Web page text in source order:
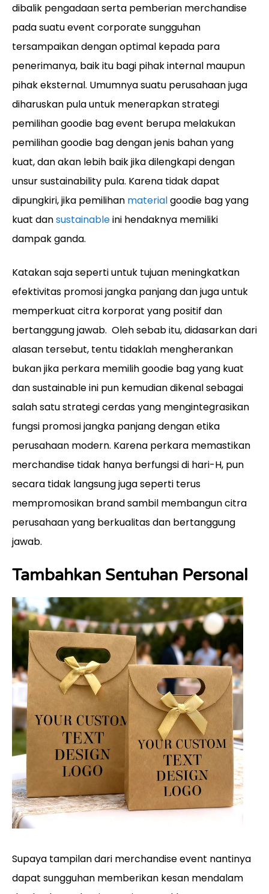
dibalik pengadaan serta pemberian merchandise
pada suatu event corporate sungguhan
tersampaikan dengan optimal kepada para
penerimanya, baik itu bagi pihak internal maupun
pihak eksternal. Umumnya suatu perusahaan juga
diharuskan pula untuk menerapkan strategi
pemilihan goodie bag event berupa melakukan
pemilihan goodie bag dengan jenis bahan yang
kuat, dan akan lebih baik jika dilengkapi dengan
unsur sustainability pula. Karena tidak dapat
dipungkiri, jika pemilihan materialgoodie bag yang
kuat dansustainableini hendaknya memiliki
dampak ganda.
Katakan saja seperti untuk tujuan meningkatkan
efektivitas promosi jangka panjang dan juga untuk
memperkuat citra korporat yang positif dan
bertanggung jawab. Oleh sebab itu, didasarkan dari
alasan tersebut, tentu tidaklah mengherankan
bukan jika perkara memilih goodie bag yang kuat
dan sustainable ini pun kemudian dikenal sebagai
salah satu strategi cerdas yang mengintegrasikan
fungsi promosi jangka panjang dengan etika
perusahaan modern. Karena perkara memastikan
merchandise tidak hanya berfungsi di hari-H, pun
secara tidak langsung juga seperti terus
mempromosikan brand sambil membangun citra
perusahaan yang berkualitas dan bertanggung
jawab.
Tambahkan Sentuhan Personal
Supaya tampilan dari merchandise event nantinya
dapat sungguhan memberikan kesan mendalam